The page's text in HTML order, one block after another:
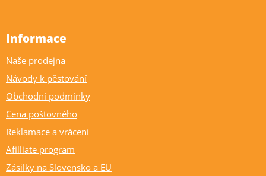
Informace
Naše prodejna
Návody k pěstování
Obchodní podmínky
Cena poštovného
Reklamace a vrácení
Afilliate program
Zásilky na Slovensko a EU